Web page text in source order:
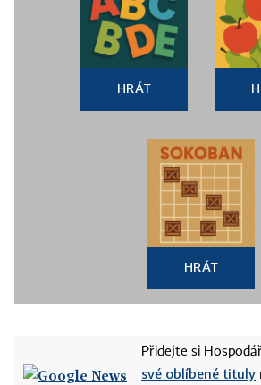
HRÁT
HRÁT
Přidejte si
své oblíbené tituly